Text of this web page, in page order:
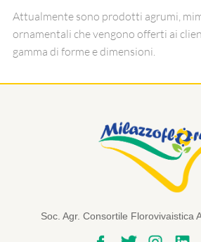
Attualmente sono prodotti agrumi,
ornamentali che vengono offerti ai
gamma di forme e dimensioni.
Soc. Agr. Consortile Florovivaistica